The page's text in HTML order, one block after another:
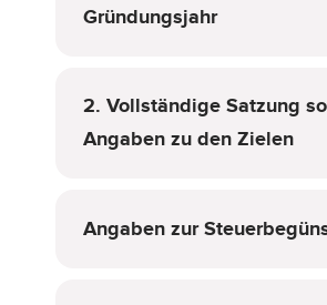
Gründungsjahr
2. Vollständige Satzung
Angaben zu den Zielen
Angaben zur